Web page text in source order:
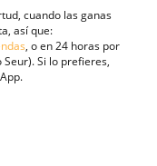
cuando las ganas
así que:
, o en 24 horas por
Si lo prefieres,